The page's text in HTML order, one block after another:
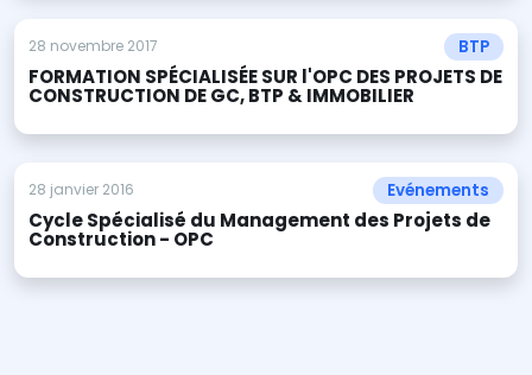
28 novembre 2017 BTP
FORMATION SPÉCIALISÉE SUR l'OPC DES PROJETS DE
CONSTRUCTION DE GC, BTP & IMMOBILIER
28 janvier 2016 Evénements
Cycle Spécialisé du Management des Projets de
Construction - OPC